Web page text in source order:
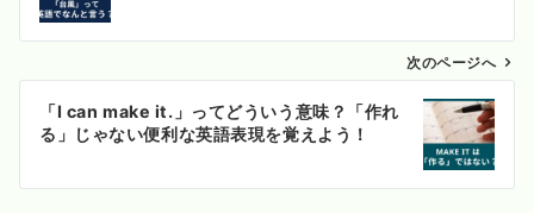
ン
次のページへ
「I can make it.」ってどういう意味？「作れ
る」じゃない便利な英語表現を覚えよう！